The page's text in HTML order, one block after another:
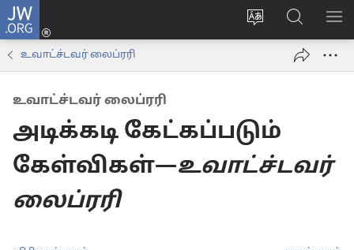
JW.ORG
மொழியை
மாற்றவும்
உள்நுழைக
window)
JW.ORG-
ல்
தேடவும்
உவாட்ச்டவர் லைப்ரரி
உவாட்ச்டவர் லைப்ரரி
அடிக்கடி கேட்கப்படும்
கேள்விகள்—உவாட்ச்டவர்
லைப்ரரி